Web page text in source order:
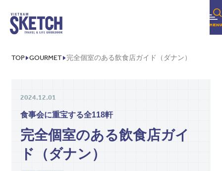
TOP GOURMET 完全個室のある飲食店ガイド（ダナン）
2024.12.01
食事会に重宝する全118軒
完全個室のある飲食店ガイ
ド（ダナン）